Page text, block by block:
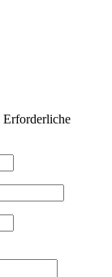
Erforderliche